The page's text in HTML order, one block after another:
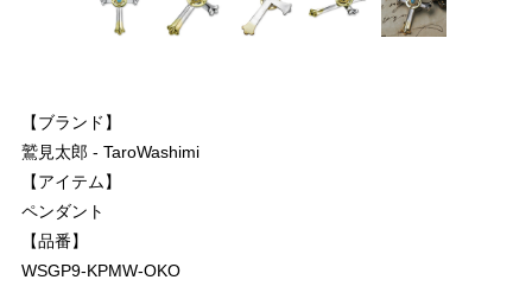
【ブランド】
鷲見太郎 - TaroWashimi
【アイテム】
ペンダント
【品番】
WSGP9-KPMW-OKO